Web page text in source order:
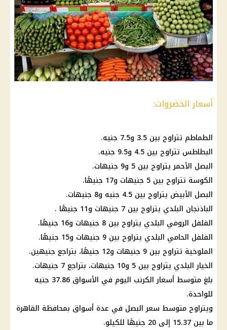
أسعار الخضروات:
الطماطم تتراوح بين 3.5 و7.5 جنيه.
البطاطس تتراوح بين 4.5 و9.5 جنيه.
البصل الأحمر يتراوح بين 5 و9 جنيهات.
الكوسة تتراوح بين 5 جنيهات و17 جنيهًا.
البصل الأبيض يتراوح بين 4.5 جنيه و8 جنيهات.
الباذنجان البلدي يتراوح بين 7 جنيهات و11 جنيهًا .
الفلفل الرومي البلدي يتراوح بين 8 جنيهات و16 جنيهًا.
الفلفل الحامي البلدي يتراوح بين 9 جنيهات و15 جنيهًا.
الملوخية تتراوح بين 9 جنيهات و12 جنيهًا، بتراجع جنيهين.
الخيار البلدي يتراوح بين 5 و10 جنيهات، بتراجع 7 جنيهات.
بلغ متوسط أسعار الكرنب اليوم في الأسواق 37.86 جنيه
للواحدة.
ويتراوح متوسط ​​سعر البصل في عدة أسواق بمحافظة القاهرة
ما بين 15.37 إلى 20 جنيهًا للكيلو.